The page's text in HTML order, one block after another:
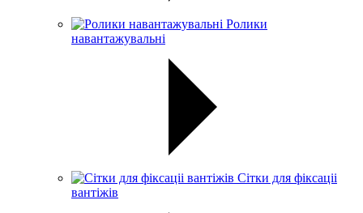
Ролики
навантажувальні
Сітки для фіксаціі
вантіжів